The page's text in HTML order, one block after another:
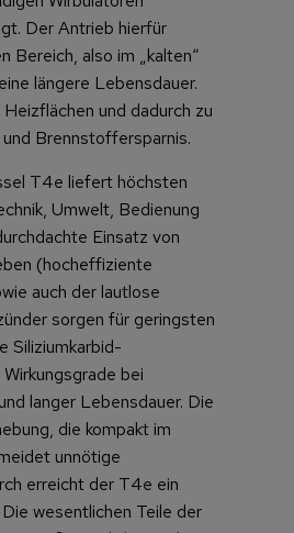
Der Antrieb hierfür
Bereich, also im „kalten“
längere Lebensdauer.
und dadurch zu
Brennstoffersparnis.
T4e liefert höchsten
Umwelt, Bedienung
Einsatz von
(hocheffiziente
auch der lautlose
sorgen für geringsten
Siliziumkarbid-
bei
langer Lebensdauer. Die
die kompakt im
unnötige
erreicht der T4e ein
wesentlichen Teile der